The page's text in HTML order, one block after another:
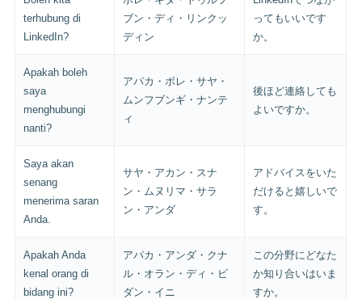
terhubung di
LinkedIn?
ブン・ディ・リンクッ
ディン
ってもいいです
か。
Apakah boleh
saya
menghubungi
nanti?
アパカ・ボレ・サヤ・
ムンフブンギ・ナンテ
ィ
後ほど連絡しても
よいですか。
Saya akan
senang
menerima saran
Anda.
サヤ・アカン・スナ
ン・ムヌリマ・サラ
ン・アンダ
アドバイスをいた
だけると嬉しいで
す。
Apakah Anda
kenal orang di
bidang ini?
アパカ・アンダ・クナ
ル・オラン・ディ・ビ
ダン・イニ
この分野にどなた
か知り合いはいま
すか。